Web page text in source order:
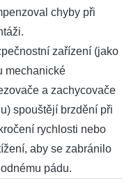
chyby při
zařízení (jako
mechanické
a zachycovače
spouštějí brzdění při
rychlosti nebo
aby se zabránilo
pádu.